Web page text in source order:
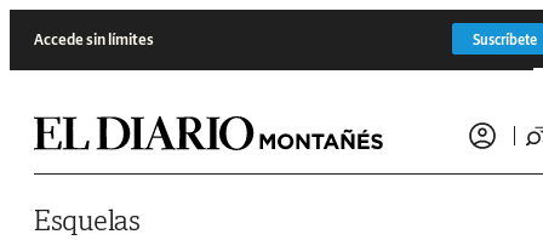
Accede sin límites Suscríbete
Esquelas